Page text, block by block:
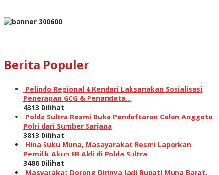
Berita Populer
Pelindo Regional 4 Kendari Laksanakan Sosialisasi
Penerapan GCG & Penandata…
4313 Dilihat
Polda Sultra Resmi Buka Pendaftaran Calon Anggota
Polri dari Sumber Sarjana
3813 Dilihat
Hina Suku Muna, Masayarakat Resmi Laporkan
Pemilik Akun FB Aldi di Polda Sultra
3486 Dilihat
Masyarakat Dorong Dirinya Jadi Bupati Muna Barat,